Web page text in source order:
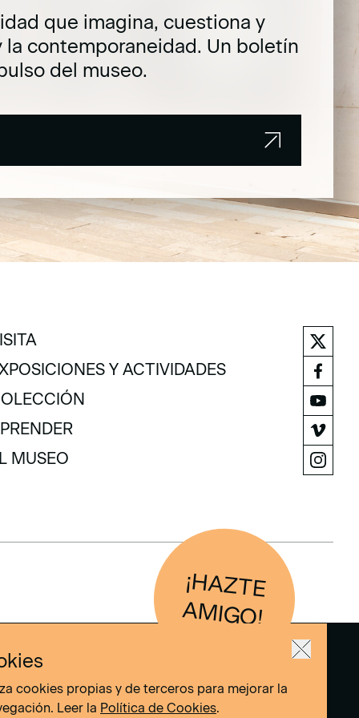
que imagina, cuestiona y
la contemporaneidad. Un boletín
del museo.
Y ACTIVIDADES
Y ACTIVIDADES
MUSEO
¡H
AZTE
AM
IG
O
!
cookies propias y de terceros para mejorar la
Leer la Política de Cookies.